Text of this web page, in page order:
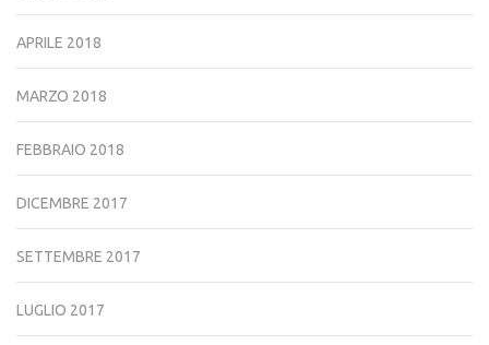
APRILE 2018
MARZO 2018
FEBBRAIO 2018
DICEMBRE 2017
SETTEMBRE 2017
LUGLIO 2017